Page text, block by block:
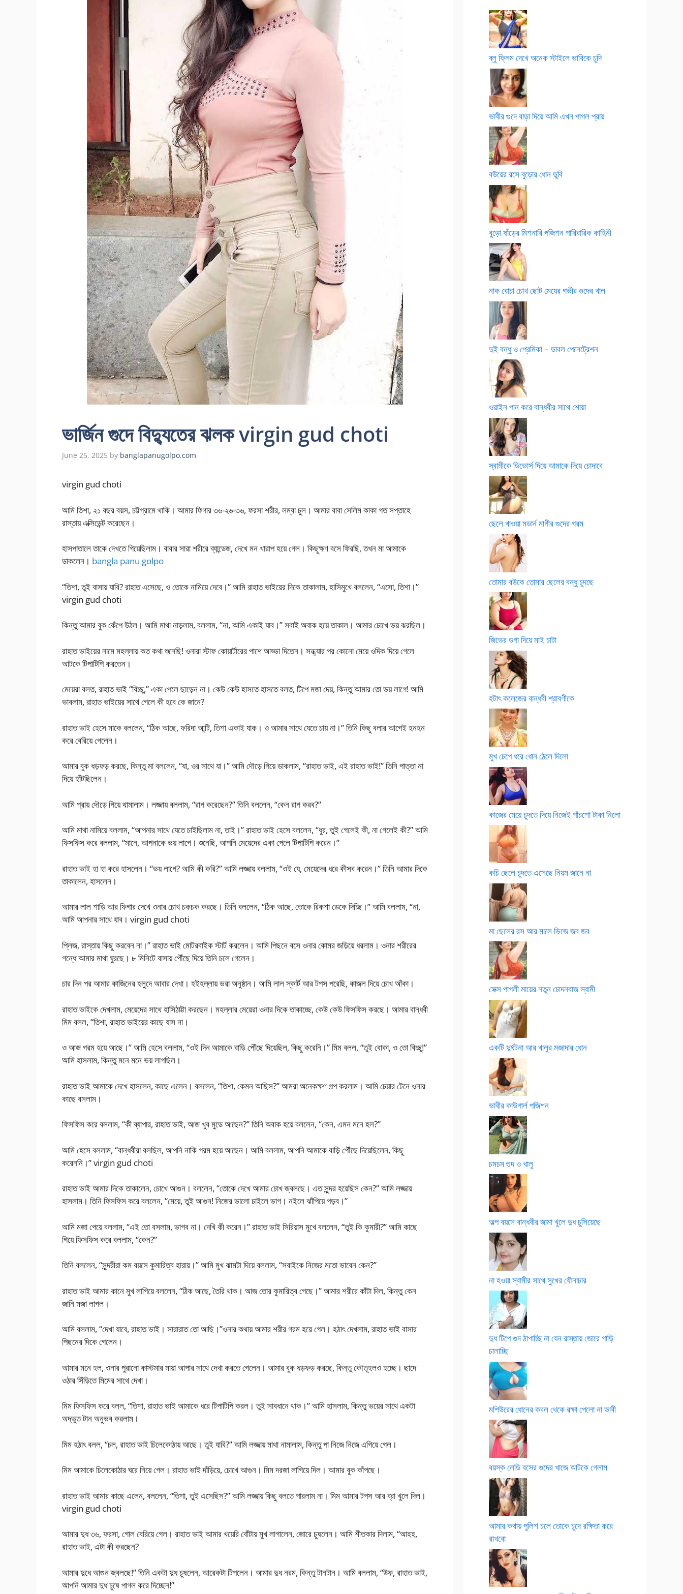
ভার্জিন গুদে বিদ্যুতের ঝলক virgin gud choti
June 25, 2025 by banglapanugolpo.com
virgin gud choti
আমি তিশা, ২১ বছর বয়স, চট্টগ্রামে থাকি। আমার ফিগার ৩৬-২৬-৩৬, ফরসা শরীর, লম্বা চুল। আমার বাবা সেলিম কাকা গত সপ্তাহে
রাস্তায় এক্সিডেন্ট করেছেন।
হাসপাতালে তাকে দেখতে গিয়েছিলাম। বাবার সারা শরীরে ব্যান্ডেজ, দেখে মন খারাপ হয়ে গেল। কিছুক্ষণ বসে ফিরছি, তখন মা আমাকে
ডাকলেন। bangla panu golpo
“তিশা, তুই বাসায় যাবি? রাহাত এসেছে, ও তোকে নামিয়ে দেবে।” আমি রাহাত ভাইয়ের দিকে তাকালাম, হাসিমুখে বললেন, “এসো, তিশা।”
virgin gud choti
কিন্তু আমার বুক কেঁপে উঠল। আমি মাথা নাড়লাম, বললাম, “না, আমি একাই যাব।” সবাই অবাক হয়ে তাকাল। আমার চোখে ভয় ঝরছিল।
রাহাত ভাইয়ের নামে মহল্লায় কত কথা শুনেছি! ওনারা স্টাফ কোয়ার্টারের পাশে আড্ডা দিতেন। সন্ধ্যার পর কোনো মেয়ে ওদিক দিয়ে গেলে
আটকে টিপাটিপি করতেন।
মেয়েরা বলত, রাহাত ভাই “বিচ্ছু,” একা পেলে ছাড়েন না। কেউ কেউ হাসতে হাসতে বলত, টিপে মজা দেয়, কিন্তু আমার তো ভয় লাগে! আমি
ভাবলাম, রাহাত ভাইয়ের সাথে গেলে কী হবে কে জানে?
রাহাত ভাই হেসে মাকে বললেন, “ঠিক আছে, ফরিদা আন্টি, তিশা একাই যাক। ও আমার সাথে যেতে চায় না।” তিনি কিছু বলার আগেই হনহন
করে বেরিয়ে গেলেন।
আমার বুক ধড়ফড় করছে, কিন্তু মা বললেন, “যা, ওর সাথে যা।” আমি দৌড়ে গিয়ে ডাকলাম, “রাহাত ভাই, এই রাহাত ভাই!” তিনি পাত্তা না
দিয়ে হাঁটছিলেন।
আমি প্রায় দৌড়ে গিয়ে থামালাম। লজ্জায় বললাম, “রাগ করেছেন?” তিনি বললেন, “কেন রাগ করব?”
আমি মাথা নামিয়ে বললাম, “আপনার সাথে যেতে চাইছিলাম না, তাই।” রাহাত ভাই হেসে বললেন, “ধুর, তুই গেলেই কী, না গেলেই কী?” আমি
ফিসফিস করে বললাম, “মানে, আপনাকে ভয় লাগে। শুনেছি, আপনি মেয়েদের একা পেলে টিপাটিপি করেন।”
রাহাত ভাই হা হা করে হাসলেন। “ভয় লাগে? আমি কী করি?” আমি লজ্জায় বললাম, “ওই যে, মেয়েদের ধরে কীসব করেন।” তিনি আমার দিকে
তাকালেন, হাসলেন।
আমার লাল শাড়ি আর ফিগার দেখে ওনার চোখ চকচক করছে। তিনি বললেন, “ঠিক আছে, তোকে রিকশা ডেকে দিচ্ছি।” আমি বললাম, “না,
আমি আপনার সাথে যাব। virgin gud choti
প্লিজ, রাস্তায় কিছু করবেন না।” রাহাত ভাই মোটরবাইক স্টার্ট করলেন। আমি পিছনে বসে ওনার কোমর জড়িয়ে ধরলাম। ওনার শরীরের
গন্ধে আমার মাথা ঘুরছে। ৮ মিনিটে বাসায় পৌঁছে দিয়ে তিনি চলে গেলেন।
চার দিন পর আমার কাজিনের হলুদে আবার দেখা। হইহল্লায় ভরা অনুষ্ঠান। আমি লাল স্কার্ট আর টপস পরেছি, কাজল দিয়ে চোখ আঁকা।
রাহাত ভাইকে দেখলাম, মেয়েদের সাথে হাসিঠাট্টা করছেন। মহল্লার মেয়েরা ওনার দিকে তাকাচ্ছে, কেউ কেউ ফিসফিস করছে। আমার বান্ধবী
মিম বলল, “তিশা, রাহাত ভাইয়ের কাছে যাস না।
ও আজ গরম হয়ে আছে।” আমি হেসে বললাম, “ওই দিন আমাকে বাড়ি পৌঁছে দিয়েছিল, কিছু করেনি।” মিম বলল, “তুই বোকা, ও তো বিচ্ছু!”
আমি হাসলাম, কিন্তু মনে মনে ভয় লাগছিল।
রাহাত ভাই আমাকে দেখে হাসলেন, কাছে এলেন। বললেন, “তিশা, কেমন আছিস?” আমরা অনেকক্ষণ গল্প করলাম। আমি চেয়ার টেনে ওনার
কাছে বসলাম।
ফিসফিস করে বললাম, “কী ব্যাপার, রাহাত ভাই, আজ খুব মুডে আছেন?” তিনি অবাক হয়ে বললেন, “কেন, এমন মনে হল?”
আমি হেসে বললাম, “বান্ধবীরা বলছিল, আপনি নাকি গরম হয়ে আছেন। আমি বললাম, আপনি আমাকে বাড়ি পৌঁছে দিয়েছিলেন, কিছু
করেননি।” virgin gud choti
রাহাত ভাই আমার দিকে তাকালেন, চোখে আগুন। বললেন, “তোকে দেখে আমার চোখ জ্বলছে। এত সুন্দর হয়েছিস কেন?” আমি লজ্জায়
হাসলাম। তিনি ফিসফিস করে বললেন, “মেয়ে, তুই আগুন! নিজের ভালো চাইলে ভাগ। নইলে ঝাঁপিয়ে পড়ব।”
আমি মজা পেয়ে বললাম, “এই তো বসলাম, ভাগব না। দেখি কী করেন।” রাহাত ভাই সিরিয়াস মুখে বললেন, “তুই কি কুমারী?” আমি কাছে
গিয়ে ফিসফিস করে বললাম, “কেন?”
তিনি বললেন, “সুন্দরীরা কম বয়সে কুমারিত্ব হারায়।” আমি মুখ ঝামটা দিয়ে বললাম, “সবাইকে নিজের মতো ভাবেন কেন?”
রাহাত ভাই আমার কানে মুখ লাগিয়ে বললেন, “ঠিক আছে, তৈরি থাক। আজ তোর কুমারিত্ব গেছে।” আমার শরীরে কাঁটা দিল, কিন্তু কেন
জানি মজা লাগল।
আমি বললাম, “দেখা যাবে, রাহাত ভাই। সারারাত তো আছি।”ওনার কথায় আমার শরীর গরম হয়ে গেল। হঠাৎ দেখলাম, রাহাত ভাই বাসার
পিছনের দিকে গেলেন।
আমার মনে হল, ওনার পুরানো কাস্টমার মায়া আপার সাথে দেখা করতে গেলেন। আমার বুক ধড়ফড় করছে, কিন্তু কৌতূহলও হচ্ছে। ছাদে
ওঠার সিঁড়িতে মিমের সাথে দেখা।
মিম ফিসফিস করে বলল, “তিশা, রাহাত ভাই আমাকে ধরে টিপাটিপি করল। তুই সাবধানে থাক।” আমি হাসলাম, কিন্তু ভয়ের সাথে একটা
অদ্ভুত টান অনুভব করলাম।
মিম হঠাৎ বলল, “চল, রাহাত ভাই চিলেকোঠায় আছে। তুই যাবি?” আমি লজ্জায় মাথা নামালাম, কিন্তু পা নিজে নিজে এগিয়ে গেল।
মিম আমাকে চিলেকোঠার ঘরে নিয়ে গেল। রাহাত ভাই দাঁড়িয়ে, চোখে আগুন। মিম দরজা লাগিয়ে দিল। আমার বুক কাঁপছে।
রাহাত ভাই আমার কাছে এলেন, বললেন, “তিশা, তুই এসেছিস?” আমি লজ্জায় কিছু বলতে পারলাম না। মিম আমার টপস আর ব্রা খুলে দিল।
virgin gud choti
আমার দুধ ৩৬, ফরসা, গোল বেরিয়ে গেল। রাহাত ভাই আমার খয়েরি বোঁটায় মুখ লাগালেন, জোরে চুষলেন। আমি শীতকার দিলাম, “আহহ,
রাহাত ভাই, এটা কী করছেন?
আমার দুধে আগুন জ্বলছে!” তিনি একটা দুধ চুষলেন, আরেকটা টিপলেন। আমার দুধ নরম, কিন্তু টানটান। আমি বললাম, “উফ, রাহাত ভাই,
আপনি আমার দুধ চুষে পাগল করে দিচ্ছেন!”
ব্লু ফ্লিম দেখে অনেক স্টাইলে ভাবিকে চুদি
ভাবীর গুদে বাড়া দিয়ে আমি এখন পাগল প্রায়
বউয়ের রসে বুড়োর ধোন ডুবি
বুড়ো ষাঁড়ের মিশনারি পজিশন পারিবারিক কাহিনী
নাক বোচা চোখ ছোট মেয়ের গভীর গুদের খাল
দুই বন্ধু ও প্রেমিকা – ডাবল পেনেট্রেশন
ওয়াইন পান করে বান্ধবীর সাথে শোয়া
স্বামীকে ডিভোর্স দিয়ে আমাকে দিয়ে চোদাবে
ছেলে খাওয়া মডার্ন মাগীর গুদের গরম
তোমার বউকে তোমার ছেলের বন্ধু চুদছে
জিভের ডগা দিয়ে মাই চাটা
হটাৎ কলেজের বান্ধবী শ্রাবণীকে
মুখ চেপে ধরে ধোন ঠেলে দিলো
কাজের মেয়ে চুদতে দিয়ে নিজেই পাঁচশো টাকা নিলো
কচি ছেলে চুদতে এসেছে নিয়ম জানে না
মা ছেলের রস আর মালে ভিজে জব জব
সেক্স পাগলী মায়ের নতুন চোদনবাজ স্বামী
একটি দুর্ঘটনা আর খালুর মজাদার ধোন
ভাবীর কাউগার্ল পজিশন
চমচম গুদ ও খালু
অল্প বয়সে বান্ধবীর জামা খুলে দুধ চুসিয়েছে
না হওয়া স্বামীর সাথে সুখের যৌনাচার
দুধ টিপে গুদ ঠাপাচ্ছি না যেন রাস্তায় জোরে গাড়ি
চালাচ্ছি
মশিউরের ধোনের কবল থেকে রক্ষা পেলো না ভাবী
বয়স্ক লেডি বসের গুদের খাজে আটকে গেলাম
আমার কথায় পুলিশ চলে তোকে চুদে রক্ষিতা করে
রাখবো